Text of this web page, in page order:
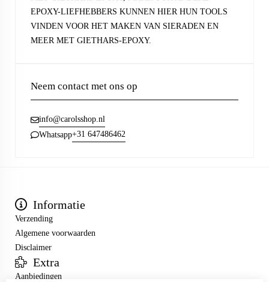
EPOXY-LIEFHEBBERS KUNNEN HIER HUN TOOLS
VINDEN VOOR HET MAKEN VAN SIERADEN EN
MEER MET GIETHARS-EPOXY.
Neem contact met ons op
info@carolsshop.nl
Whatsapp+31 647486462
Informatie
Verzending
Algemene voorwaarden
Disclaimer
Extra
Aanbiedingen